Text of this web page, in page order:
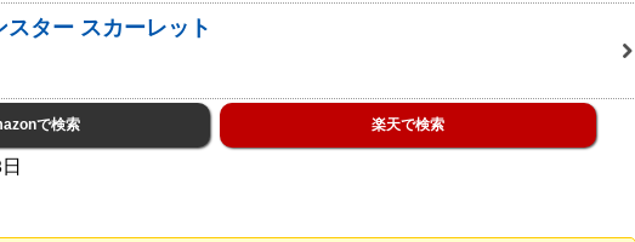
ター スカーレット
で検索 楽天で検索